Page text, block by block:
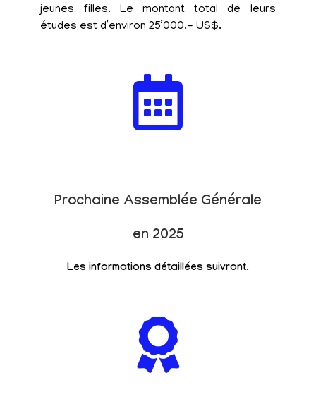
jeunes filles. Le montant total de leurs
études est d’environ 25’000.- US$.
Prochaine Assemblée Générale
en 2025
Les informations détaillées suivront.